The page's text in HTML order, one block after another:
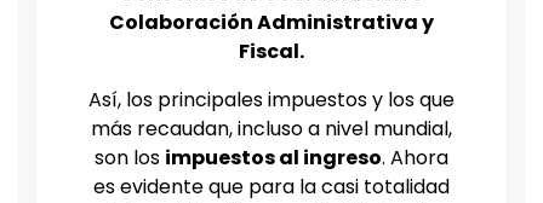
Colaboración Administrativa y
Fiscal.
Así, los principales impuestos y los que
más recaudan, incluso a nivel mundial,
son los impuestos al ingreso. Ahora
es evidente que para la casi totalidad